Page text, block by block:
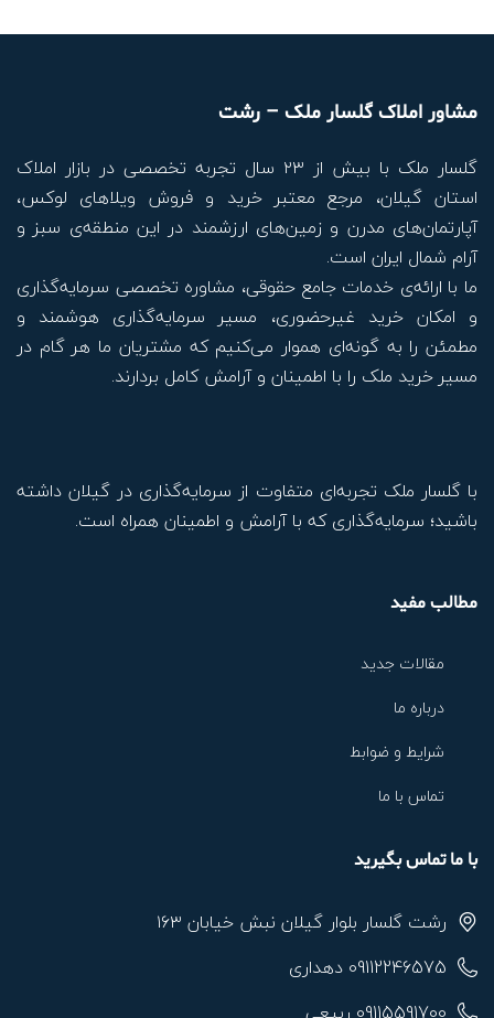
مشاور املاک گلسار ملک – رشت
گلسار ملک با بیش از ۲۳ سال تجربه تخصصی در بازار املاک
استان گیلان، مرجع معتبر خرید و فروش ویلاهای لوکس،
آپارتمان‌های مدرن و زمین‌های ارزشمند در این منطقه‌ی سبز و
آرام شمال ایران است.
ما با ارائه‌ی خدمات جامع حقوقی، مشاوره تخصصی سرمایه‌گذاری
و امکان خرید غیرحضوری، مسیر سرمایه‌گذاری هوشمند و
مطمئن را به گونه‌ای هموار می‌کنیم که مشتریان ما هر گام در
مسیر خرید ملک را با اطمینان و آرامش کامل بردارند.
با گلسار ملک تجربه‌ای متفاوت از سرمایه‌گذاری در گیلان داشته
باشید؛ سرمایه‌گذاری که با آرامش و اطمینان همراه است.
مطالب مفید
مقالات جدید
درباره ما
شرایط و ضوابط
تماس با ما
با ما تماس بگیرید
رشت گلسار بلوار گیلان نبش خیابان ۱۶۳
09112246575 دهداری